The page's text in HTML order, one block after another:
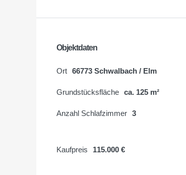
Objektdaten
Ort 66773 Schwalbach / Elm
Grundstücksfläche ca. 125 m²
Anzahl Schlafzimmer 3
Kaufpreis 115.000 €